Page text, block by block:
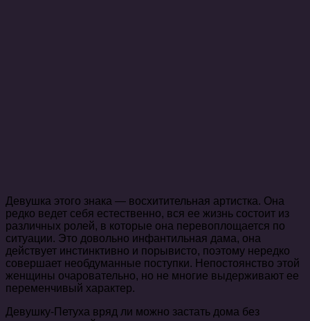
Девушка этого знака — восхитительная артистка. Она
редко ведет себя естественно, вся ее жизнь состоит из
различных ролей, в которые она перевоплощается по
ситуации. Это довольно инфантильная дама, она
действует инстинктивно и порывисто, поэтому нередко
совершает необдуманные поступки. Непостоянство этой
женщины очаровательно, но не многие выдерживают ее
переменчивый характер.
Девушку-Петуха вряд ли можно застать дома без